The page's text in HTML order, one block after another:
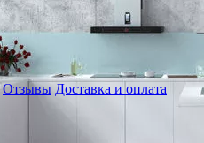
Отзывы Доставка и оплата